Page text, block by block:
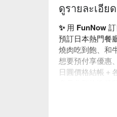
ดูรายละเอีย
✨ 用 FunNow
預訂日本熱門餐
燒肉吃到飽、和
想要預付享優惠
日圓價格結帳＋